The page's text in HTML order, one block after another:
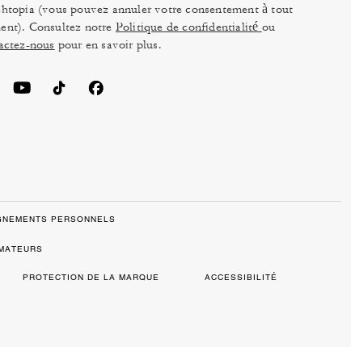
(vous pouvez annuler votre consentement à tout
Consultez notre Politique de confidentialité ou
nous pour en savoir plus.
PERSONNELS
PROTECTION DE LA MARQUE ACCESSIBILITÉ